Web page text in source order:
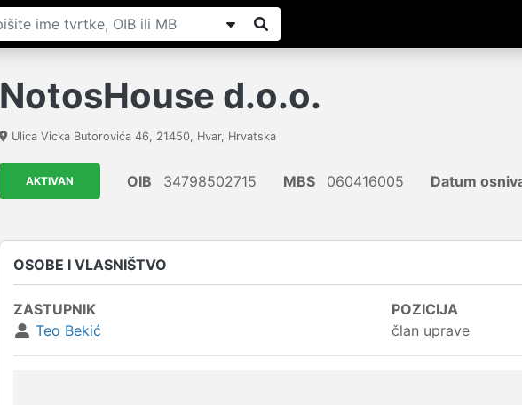
NotosHouse d.o.o.
Ulica Vicka Butorovića 46, 21450, Hvar, Hrvatska
AKTIVAN OIB 34798502715 MBS 060416005 Datum
OSOBE I VLASNIŠTVO
ZASTUPNIK POZICIJA
Teo Bekić
član uprave